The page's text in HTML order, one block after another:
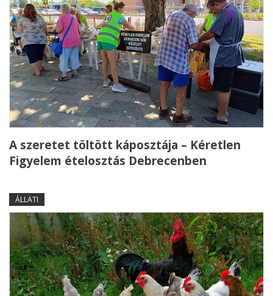
A szeretet töltött káposztája – Kéretlen
Figyelem ételosztás Debrecenben
ÁLLATI